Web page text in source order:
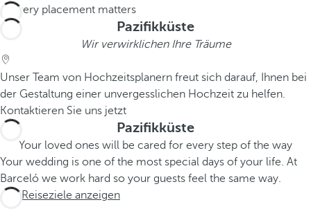
Pazifikküste
Wir verwirklichen Ihre Träume
Unser Team von Hochzeitsplanern freut sich darauf, Ihnen bei
der Gestaltung einer unvergesslichen Hochzeit zu helfen.
Kontaktieren Sie uns jetzt
Pazifikküste
Your loved ones will be cared for every step of the way
Your wedding is one of the most special days of your life. At
Barceló we work hard so your guests feel the same way.
Alle Reiseziele anzeigen